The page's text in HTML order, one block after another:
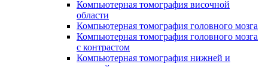
Компьютерная томография височной
области
Компьютерная томография головного мозга
Компьютерная томография головного мозга
с контрастом
Компьютерная томография нижней и